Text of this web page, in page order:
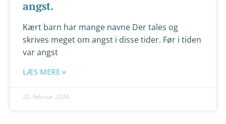
angst.
Kært barn har mange navne Der tales og
skrives meget om angst i disse tider. Før i tiden
var angst
LÆS MERE »
20. februar 2024